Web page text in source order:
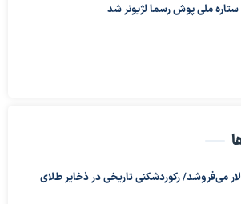
ستاره ملی پوش رسما لژیونر شد
می‌فروشد/ رکوردشکنی تاریخی در ذخایر طلای